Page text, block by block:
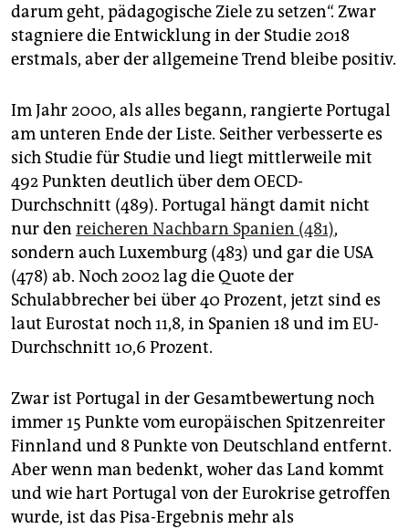
darum geht, pädagogische Ziele zu setzen“. Zwar
stagniere die Entwicklung in der Studie 2018
erstmals, aber der allgemeine Trend bleibe positiv.
Im Jahr 2000, als alles begann, rangierte Portugal
am unteren Ende der Liste. Seither verbesserte es
sich Studie für Studie und liegt mittlerweile mit
492 Punkten deutlich über dem OECD-
Durchschnitt (489). Portugal hängt damit nicht
nur den reicheren Nachbarn Spanien (481),
sondern auch Luxemburg (483) und gar die USA
(478) ab. Noch 2002 lag die Quote der
Schulabbrecher bei über 40 Prozent, jetzt sind es
laut Eurostat noch 11,8, in Spanien 18 und im EU-
Durchschnitt 10,6 Prozent.
Zwar ist Portugal in der Gesamtbewertung noch
immer 15 Punkte vom europäischen Spitzenreiter
Finnland und 8 Punkte von Deutschland entfernt.
Aber wenn man bedenkt, woher das Land kommt
und wie hart Portugal von der Eurokrise getroffen
wurde, ist das Pisa-Ergebnis mehr als